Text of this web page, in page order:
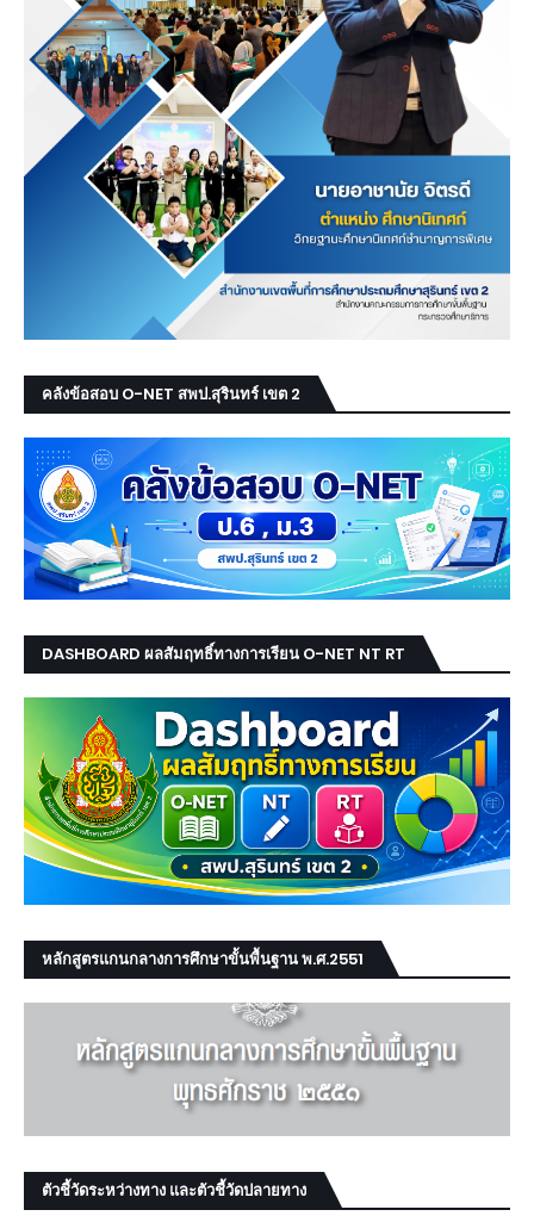
คลังข้อสอบ O-NET สพป.สุรินทร์ เขต 2
DASHBOARD ผลสัมฤทธิ์ทางการเรียน O-NET NT RT
หลักสูตรแกนกลางการศึกษาขั้นพื้นฐาน พ.ศ.2551
ตัวชี้วัดระหว่างทาง และตัวชี้วัดปลายทาง